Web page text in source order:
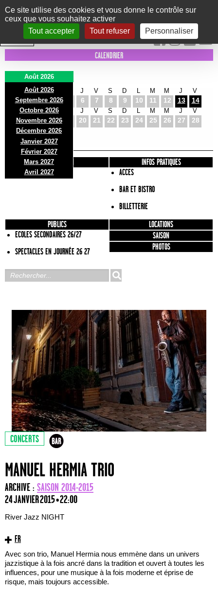
Panneau de gestion des cookies
Ce site utilise des cookies et vous donne le contrôle sur
ceux que vous souhaitez activer
Tout accepter
Tout refuser Personnaliser
Le Marni
CONCERTS DANSE/CIRQUE THÉÂTRE KIDS EXPOS EVENTS
INTRA MUROS
CALENDRIER
Août 2026
Août 2026
Septembre 2026
Octobre 2026
Novembre 2026
Décembre 2026
Janvier 2027
Février 2027
Mars 2027
Avril 2027
D
2
L
3
M
4
J
6
V
7
S
8
D
9 10
M
11
M
12
J
13
V
14
D
16
L
17
M
18
J
20
V
21
S
22
D
23 24
M
25
M
26
J
27
V
28
D
30
L
31
PRÉSENTATION
INFOS PRATIQUES
ACCES
BAR ET BISTRO
BILLETTERIE
PUBLICS
ECOLES SECONDAIRES 26/27
SPECTACLES EN JOURNÉE 26 27
LOCATIONS
SAISON
PHOTOS
CONCERTS
MANUEL HERMIA TRIO
ARCHIVE : SAISON 2014-2015
24 JANVIER 2015 • 22:00
River Jazz NIGHT
FR
Avec son trio, Manuel Hermia nous emmène dans un univers
jazzistique à la fois ancré dans la tradition et ouvert à toutes les
influences, pour une musique à la fois moderne et éprise de
risque, mais toujours accessible.